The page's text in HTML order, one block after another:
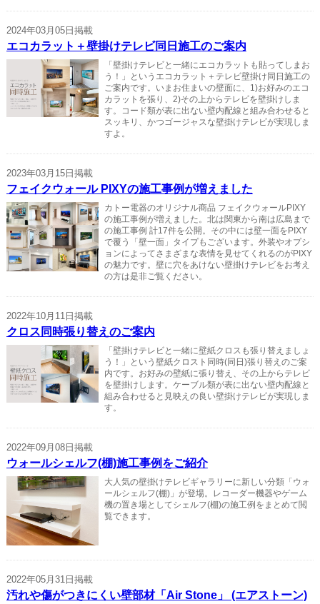
2024年03月05日掲載
エコカラット＋壁掛けテレビ同日施工のご案内
「壁掛けテレビと一緒にエコカラットも貼ってしまお
う！」というエコカラット＋テレビ壁掛け同日施工の
ご案内です。いまお住まいの壁面に、1)お好みのエコ
カラットを張り、2)その上からテレビを壁掛けしま
す。コード類が表に出ない壁内配線と組み合わせると
スッキリ、かつゴージャスな壁掛けテレビが実現しま
すよ。
2023年03月15日掲載
フェイクウォール PIXYの施工事例が増えました
カトー電器のオリジナル商品 フェイクウォールPIXY
の施工事例が増えました。北は関東から南は広島まで
の施工事例 計17件を公開。その中には壁一面をPIXY
で覆う「壁一面」タイプもございます。外装やオプシ
ョンによってさまざまな表情を見せてくれるのがPIXY
の魅力です。壁に穴をあけない壁掛けテレビをお考え
の方は是非ご覧ください。
2022年10月11日掲載
クロス同時張り替えのご案内
「壁掛けテレビと一緒に壁紙クロスも張り替えましょ
う！」という壁紙クロスト同時(同日)張り替えのご案
内です。お好みの壁紙に張り替え、その上からテレビ
を壁掛けします。ケーブル類が表に出ない壁内配線と
組み合わせると見映えの良い壁掛けテレビが実現しま
す。
2022年09月08日掲載
ウォールシェルフ(棚)施工事例をご紹介
大人気の壁掛けテレビギャラリーに新しい分類「ウォ
ールシェルフ(棚)」が登場。レコーダー機器やゲーム
機の置き場としてシェルフ(棚)の施工例をまとめて閲
覧できます。
2022年05月31日掲載
汚れや傷がつきにくい壁部材「Air Stone」 (エアストーン)